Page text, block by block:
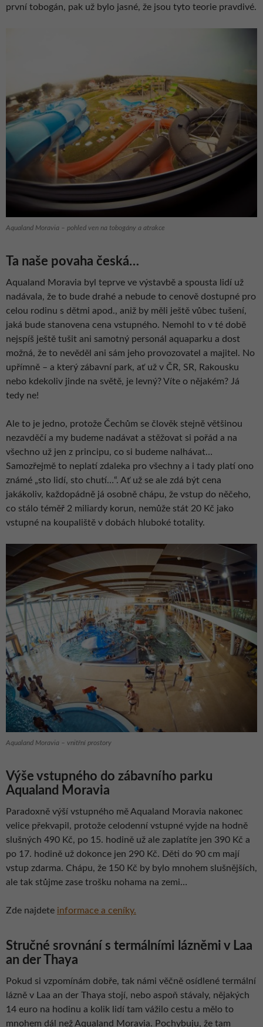
první tobogán, pak už bylo jasné, že jsou tyto teorie pravdivé.
Aqualand Moravia – pohled ven na tobogány a atrakce
Ta naše povaha česká…
Aqualand Moravia byl teprve ve výstavbě a spousta lidí už
nadávala, že to bude drahé a nebude to cenově dostupné pro
celou rodinu s dětmi apod., aniž by měli ještě vůbec tušení,
jaká bude stanovena cena vstupného. Nemohl to v té době
nejspíš ještě tušit ani samotný personál aquaparku a dost
možná, že to nevěděl ani sám jeho provozovatel a majitel. No
upřímně – a který zábavní park, ať už v ČR, SR, Rakousku
nebo kdekoliv jinde na světě, je levný? Víte o nějakém? Já
tedy ne!
Ale to je jedno, protože Čechům se člověk stejně většinou
nezavděčí a my budeme nadávat a stěžovat si pořád a na
všechno už jen z principu, co si budeme nalhávat…
Samozřejmě to neplatí zdaleka pro všechny a i tady platí ono
známé „sto lidí, sto chutí…“. Ať už se ale zdá být cena
jakákoliv, každopádně já osobně chápu, že vstup do něčeho,
co stálo téměř 2 miliardy korun, nemůže stát 20 Kč jako
vstupné na koupaliště v dobách hluboké totality.
Aqualand Moravia – vnitřní prostory
Výše vstupného do zábavního parku
Aqualand Moravia
Paradoxně výší vstupného mě Aqualand Moravia nakonec
velice překvapil, protože celodenní vstupné vyjde na hodně
slušných 490 Kč, po 15. hodině už ale zaplatíte jen 390 Kč a
po 17. hodině už dokonce jen 290 Kč. Děti do 90 cm mají
vstup zdarma. Chápu, že 150 Kč by bylo mnohem slušnějších,
ale tak stůjme zase trošku nohama na zemi…
Zde najdete informace a ceníky.
Stručné srovnání s termálními lázněmi v Laa
an der Thaya
Pokud si vzpomínám dobře, tak námi věčně osídlené termální
lázně v Laa an der Thaya stojí, nebo aspoň stávaly, nějakých
14 euro na hodinu a kolik lidí tam vážilo cestu a mělo to
mnohem dál než Aqualand Moravia. Pochybuju, že tam